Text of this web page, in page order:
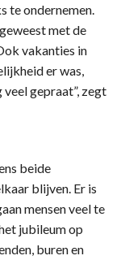
te ondernemen.
met de
vakanties in
er was,
gepraat”, zegt
beide
blijven. Er is
mensen veel te
jubileum op
buren en